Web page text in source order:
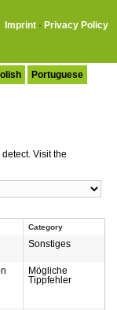
Imprint · Privacy Policy
Portuguese
detect. Visit the
Category
Sonstiges
Mögliche
Tippfehler